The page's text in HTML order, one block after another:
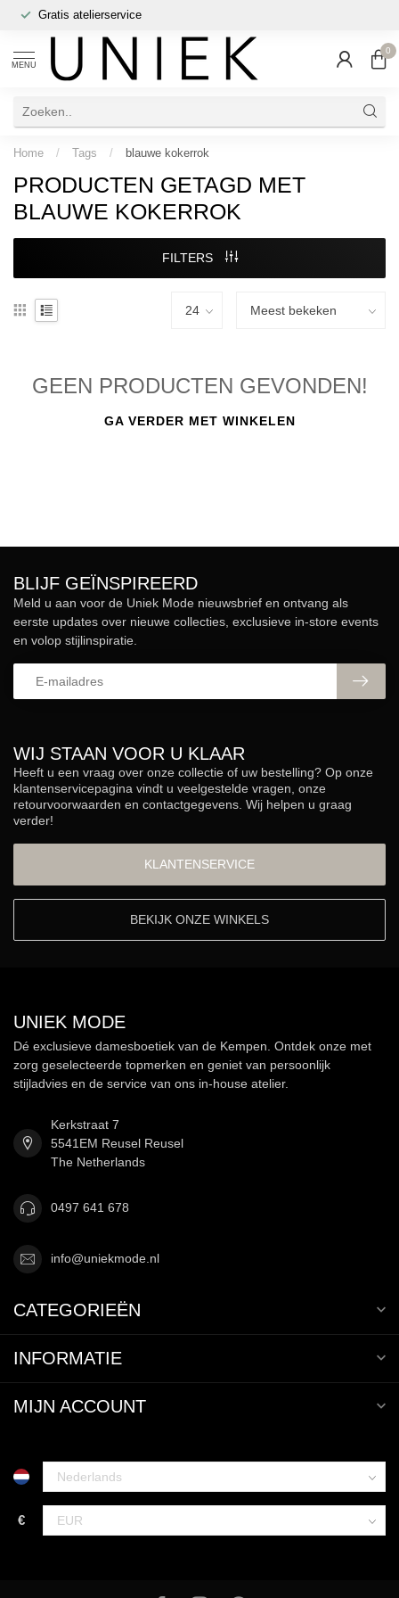
Gratis atelierservice
MENU
0
Home / Tags / blauwe kokerrok
PRODUCTEN GETAGD MET
BLAUWE KOKERROK
FILTERS
GEEN PRODUCTEN GEVONDEN!
GA VERDER MET WINKELEN
WIJ STAAN VOOR U KLAAR
Heeft u een vraag over onze collectie of uw bestelling? Op onze
klantenservicepagina vindt u veelgestelde vragen, onze
retourvoorwaarden en contactgegevens. Wij helpen u graag
verder!
KLANTENSERVICE
BEKIJK ONZE WINKELS
BLIJF GEÏNSPIREERD
Meld u aan voor de Uniek Mode nieuwsbrief en ontvang als
eerste updates over nieuwe collecties, exclusieve in-store events
en volop stijlinspiratie.
UNIEK MODE
Dé exclusieve damesboetiek van de Kempen. Ontdek onze met
zorg geselecteerde topmerken en geniet van persoonlijk
stijladvies en de service van ons in-house atelier.
Kerkstraat 7
5541EM Reusel Reusel
The Netherlands
0497 641 678
info@uniekmode.nl
CATEGORIEËN
INFORMATIE
MIJN ACCOUNT
€